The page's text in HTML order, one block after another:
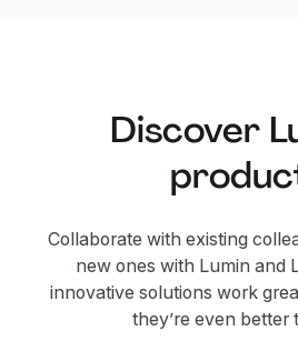
Discover
Collaborate with existing
new ones with Lumin and
innovative solutions work
they’re even better